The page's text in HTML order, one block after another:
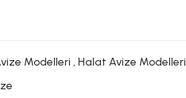
Modelleri , Halat Avize Modelleri